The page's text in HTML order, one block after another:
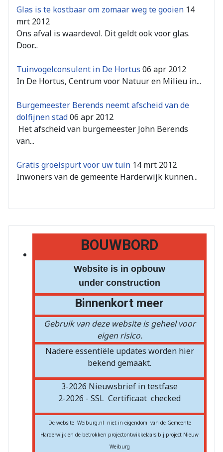
BOUWBORD
Website is in opbouw
under construction
Binnenkort meer
Gebruik van deze website is geheel voor
eigen risico.
Nadere essentiële updates worden hier
bekend gemaakt.
3-2026 Nieuwsbrief in testfase
2-2026 - SSL Certificaat checked
De website Weiburg.nl niet in eigendom van de Gemeente
Harderwijk en de betrokken projectontwikkelaars bij project Nieuw
Weiburg
Glas is te kostbaar om zomaar weg te gooien 14
mrt 2012
Ons afval is waardevol. Dit geldt ook voor glas.
Door...
Tuinvogelconsulent in De Hortus 06 apr 2012
In De Hortus, Centrum voor Natuur en Milieu in...
Burgemeester Berends neemt afscheid van de
dolfijnen stad06 apr 2012
Het afscheid van burgemeester John Berends
van...
Gratis groeispurt voor uw tuin 14 mrt 2012
Inwoners van de gemeente Harderwijk kunnen...